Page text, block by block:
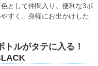
として仲間入り。便利な3ポ
すく、身軽にお出かけした
ルがタテに入る！